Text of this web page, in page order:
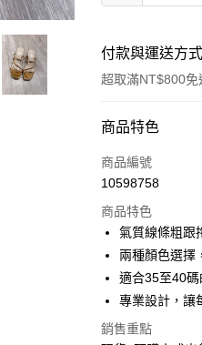
付款與運送方式
超取滿NT$800免
付款方式
信用卡一次付款
LINE Pay
Apple Pay
街口支付
悠遊付
商品特色
商品編號
10598758
商品特色
氣質線條粗跟
兩種顏色選擇
適合35至40碼
專業設計，讓
銷售重點